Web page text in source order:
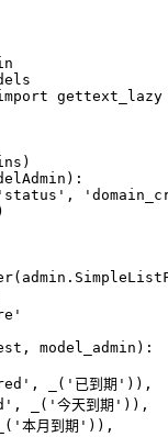
)
'status' ,
model_admin ):
, _( '已到期' )),
, _( '今天到期' )),
'本月到期' )),